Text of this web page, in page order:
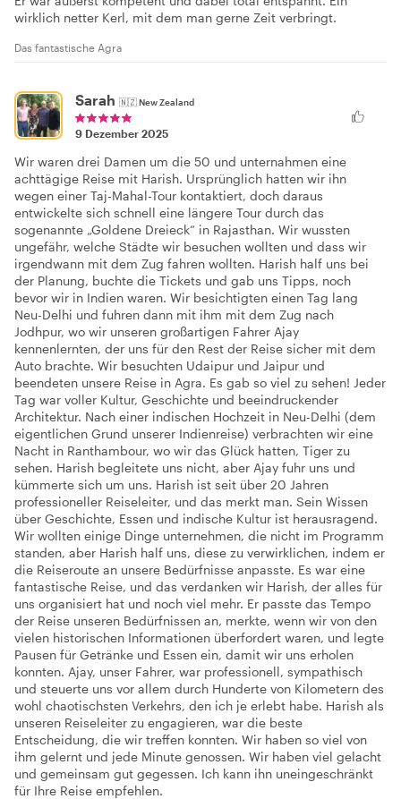
wirklich netter Kerl, mit dem man gerne Zeit verbringt.
Das fantastische Agra
Sarah 🇳🇿New Zealand
9 Dezember 2025
Wir waren drei Damen um die 50 und unternahmen eine
achttägige Reise mit Harish. Ursprünglich hatten wir ihn
wegen einer Taj-Mahal-Tour kontaktiert, doch daraus
entwickelte sich schnell eine längere Tour durch das
sogenannte „Goldene Dreieck“ in Rajasthan. Wir wussten
ungefähr, welche Städte wir besuchen wollten und dass wir
irgendwann mit dem Zug fahren wollten. Harish half uns bei
der Planung, buchte die Tickets und gab uns Tipps, noch
bevor wir in Indien waren. Wir besichtigten einen Tag lang
Neu-Delhi und fuhren dann mit ihm mit dem Zug nach
Jodhpur, wo wir unseren großartigen Fahrer Ajay
kennenlernten, der uns für den Rest der Reise sicher mit dem
Auto brachte. Wir besuchten Udaipur und Jaipur und
beendeten unsere Reise in Agra. Es gab so viel zu sehen! Jeder
Tag war voller Kultur, Geschichte und beeindruckender
Architektur. Nach einer indischen Hochzeit in Neu-Delhi (dem
eigentlichen Grund unserer Indienreise) verbrachten wir eine
Nacht in Ranthambour, wo wir das Glück hatten, Tiger zu
sehen. Harish begleitete uns nicht, aber Ajay fuhr uns und
kümmerte sich um uns. Harish ist seit über 20 Jahren
professioneller Reiseleiter, und das merkt man. Sein Wissen
über Geschichte, Essen und indische Kultur ist herausragend.
Wir wollten einige Dinge unternehmen, die nicht im Programm
standen, aber Harish half uns, diese zu verwirklichen, indem er
die Reiseroute an unsere Bedürfnisse anpasste. Es war eine
fantastische Reise, und das verdanken wir Harish, der alles für
uns organisiert hat und noch viel mehr. Er passte das Tempo
der Reise unseren Bedürfnissen an, merkte, wenn wir von den
vielen historischen Informationen überfordert waren, und legte
Pausen für Getränke und Essen ein, damit wir uns erholen
konnten. Ajay, unser Fahrer, war professionell, sympathisch
und steuerte uns vor allem durch Hunderte von Kilometern des
wohl chaotischsten Verkehrs, den ich je erlebt habe. Harish als
unseren Reiseleiter zu engagieren, war die beste
Entscheidung, die wir treffen konnten. Wir haben so viel von
ihm gelernt und jede Minute genossen. Wir haben viel gelacht
und gemeinsam gut gegessen. Ich kann ihn uneingeschränkt
für Ihre Reise empfehlen.